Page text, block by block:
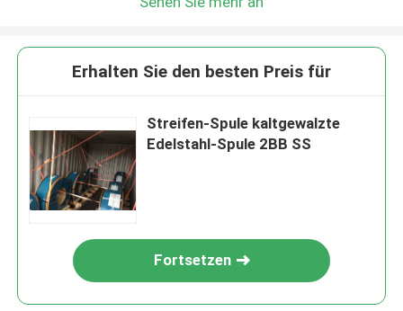
Erhalten Sie den besten Preis für
Streifen-Spule kaltgewalzte
Edelstahl-Spule 2BB SS
Fortsetzen